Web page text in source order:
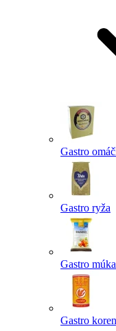
Gastro
Gastro ryža
Gastro
Gastro